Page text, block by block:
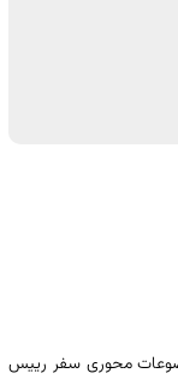
محوری سفر رییس